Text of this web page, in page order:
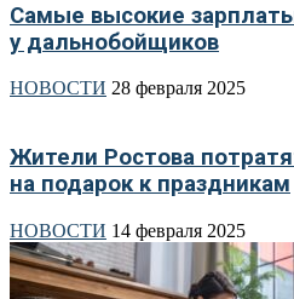
Самые высокие
у дальнобойщиков
НОВОСТИ 28 февраля 2025
Жители Ростова
на подарок к праздникам
НОВОСТИ 14 февраля 2025